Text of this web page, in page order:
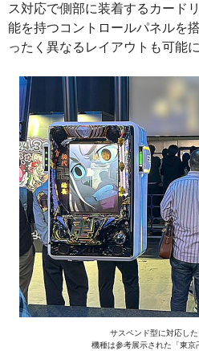
ス対応で側部に装着するカード
能を持つコントロールパネルを
ったく異なるレイアウトも可能に
サスペンド型に対応した
機種は参考展示された「東京